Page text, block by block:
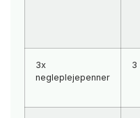
3x
negleplejepenner
3